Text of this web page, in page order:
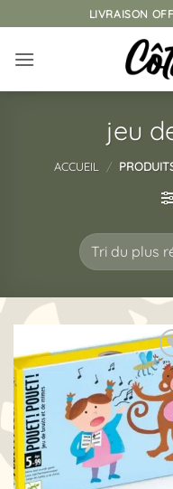
au
contenu
LIVRAISON
jeu
ACCUEIL /
à la